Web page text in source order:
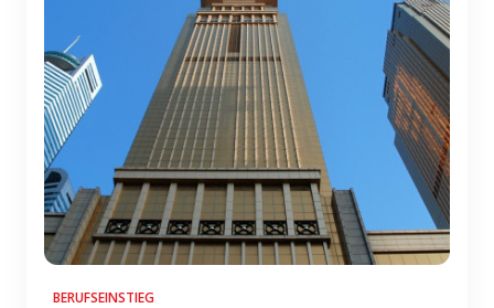
BERUFSEINSTIEG